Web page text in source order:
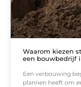
Waarom kiezen
een bouwbedrijf
Een verbouwing
plannen heeft om